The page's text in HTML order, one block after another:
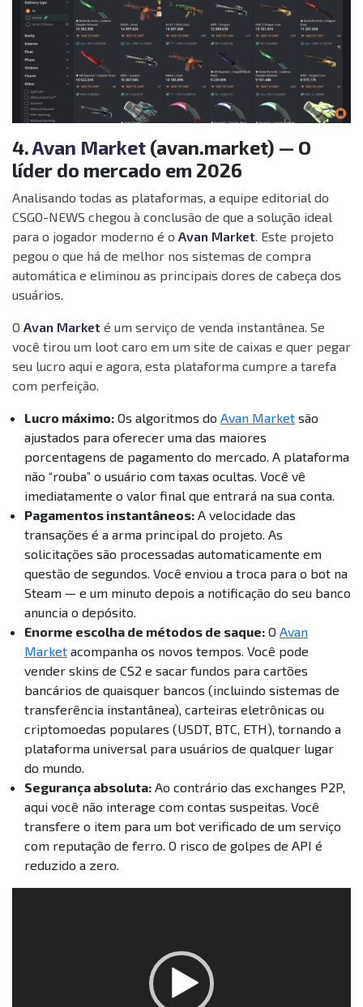
4.Avan Market (avan.market) — O
líder do mercado em 2026
Analisando todas as plataformas, a equipe editorial do
CSGO-NEWS chegou à conclusão de que a solução ideal
para o jogador moderno é o Avan Market. Este projeto
pegou o que há de melhor nos sistemas de compra
automática e eliminou as principais dores de cabeça dos
usuários.
O Avan Market é um serviço de venda instantânea. Se
você tirou um loot caro em um site de caixas e quer pegar
seu lucro aqui e agora, esta plataforma cumpre a tarefa
com perfeição.
Lucro máximo: Os algoritmos do Avan Market são
ajustados para oferecer uma das maiores
porcentagens de pagamento do mercado. A plataforma
não “rouba” o usuário com taxas ocultas. Você vê
imediatamente o valor final que entrará na sua conta.
Pagamentos instantâneos: A velocidade das
transações é a arma principal do projeto. As
solicitações são processadas automaticamente em
questão de segundos. Você enviou a troca para o bot na
Steam — e um minuto depois a notificação do seu banco
anuncia o depósito.
Enorme escolha de métodos de saque: O Avan
Market acompanha os novos tempos. Você pode
vender skins de CS2 e sacar fundos para cartões
bancários de quaisquer bancos (incluindo sistemas de
transferência instantânea), carteiras eletrônicas ou
criptomoedas populares (USDT, BTC, ETH), tornando a
plataforma universal para usuários de qualquer lugar
do mundo.
Segurança absoluta: Ao contrário das exchanges P2P,
aqui você não interage com contas suspeitas. Você
transfere o item para um bot verificado de um serviço
com reputação de ferro. O risco de golpes de API é
reduzido a zero.